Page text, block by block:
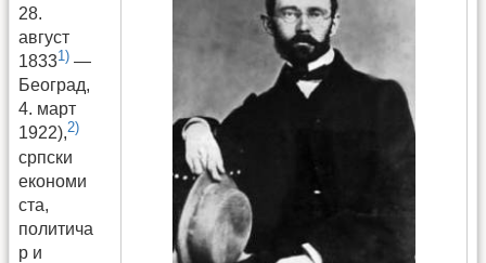
28.
август
18331) —
Београд,
4. март
1922),2)
српски
економи
ста,
политича
р и